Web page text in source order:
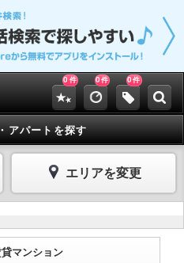
0 件 0件 0件
アパートを探す
エリアを変更
マンション